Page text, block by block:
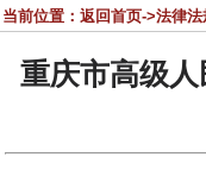
当前位置： 返回首页->法律法
重庆市高级